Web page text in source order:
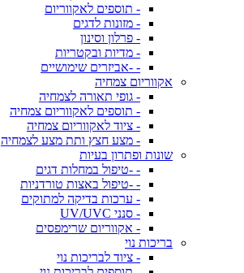
- תוספים לאקווריום
- מזונות לדגים
- פרלון וסינון
- מדיות ובקטריות
- -אביזרים שימושיים
אקווריום צמחיה
- גופי תאורה לצמחיה
- תוספים לאקווריום צמחיה
- ציוד לאקווריום צמחיה
- מצע חצץ ותת מצע לצמחיה
שונות ופתרון בעיות
- -טיפול במחלות דגים
- -טיפול באצות טורדניות
- ערכות בדיקה למתוקים
- סנני UV/UVC
- אקווריום שרימפסים
בריכות נוי
- ציוד לבריכות נוי